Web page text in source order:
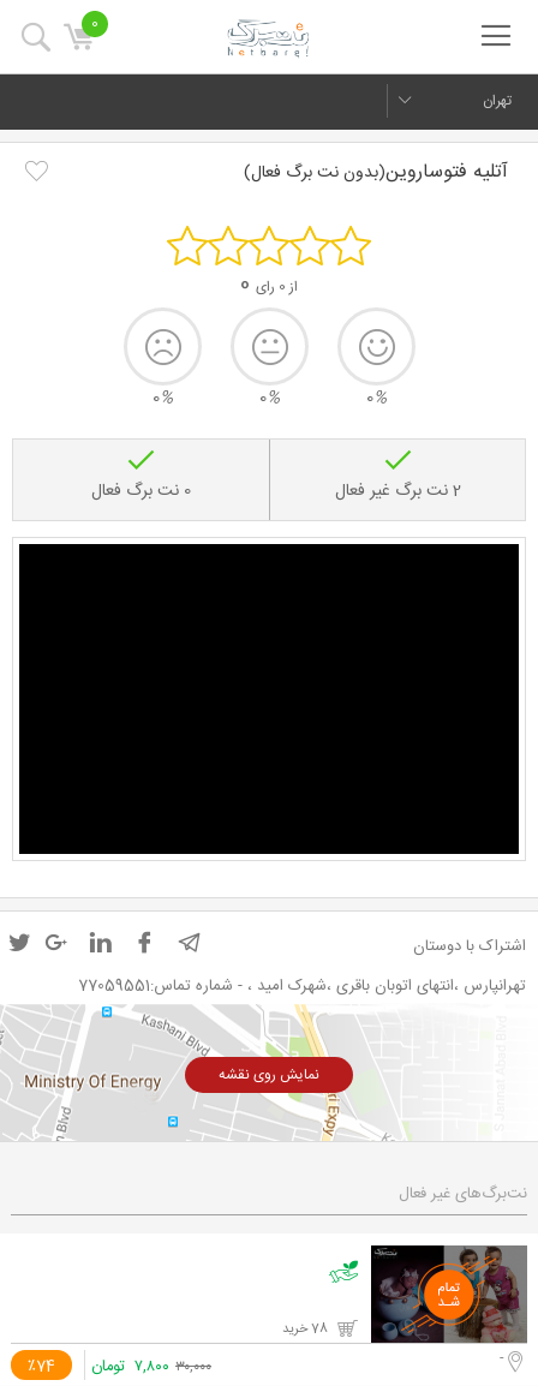
0
تهران
آتلیه فتوساروین(بدون نت برگ فعال)
از 0 رای 0
0%
0%
0%
2 نت برگ غیر فعال 0 نت برگ فعال
اشتراک با دوستان
تهرانپارس ،انتهای اتوبان باقری ،شهرک امید ، - شماره تماس:77059551
نمایش روی نقشه
نت‌برگ‌های غیر فعال
٪74 - ۳۰,۰۰۰ ۷,۸۰۰ تومان